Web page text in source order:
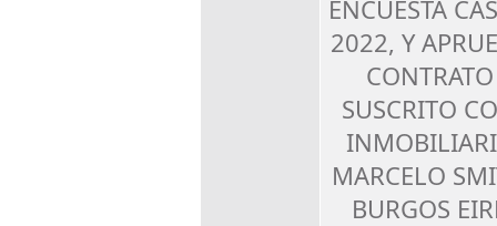
ENCUESTA
2022, Y
CONTRATO
SUSCRITO
MARCELO
BURGOS